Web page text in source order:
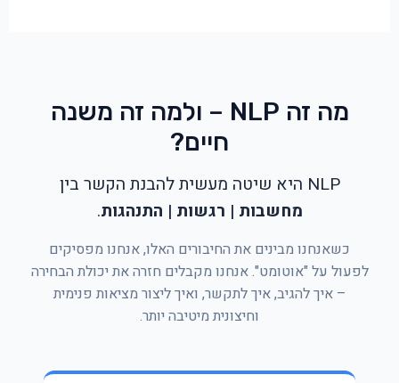
מה זה NLP – ולמה זה משנה
חיים?
NLP היא שיטה מעשית להבנת הקשר בין
מחשבות | רגשות | התנהגות.
כשאנחנו מבינים את החיבורים האלו, אנחנו מפסיקים
לפעול על "אוטומט". אנחנו מקבלים חזרה את יכולת הבחירה
– איך להגיב, איך לתקשר, ואיך ליצור מציאות פנימית
וחיצונית מיטיבה יותר.